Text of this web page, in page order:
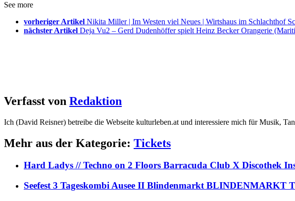
See more
vorheriger Artikel Nikita Miller | Im Westen viel Neues | Wirtshaus im Schlachthof
nächster Artikel Deja Vu2 – Gerd Dudenhöffer spielt Heinz Becker Orangerie
Verfasst von Redaktion
Ich (David Reisner) betreibe die Webseite kulturleben.at und interessiere mich für Musik,
Mehr aus der Kategorie: Tickets
Hard Ladys // Techno on 2 Floors Barracuda Club X Discothek
Seefest 3 Tageskombi Ausee II Blindenmarkt BLINDENMARKT